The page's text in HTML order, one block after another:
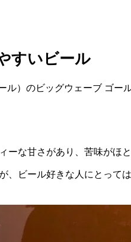
すいビール
ル）のビッグウェーブ ゴ
ーな甘さがあり、苦味がほ
、ビール好きな人にとって